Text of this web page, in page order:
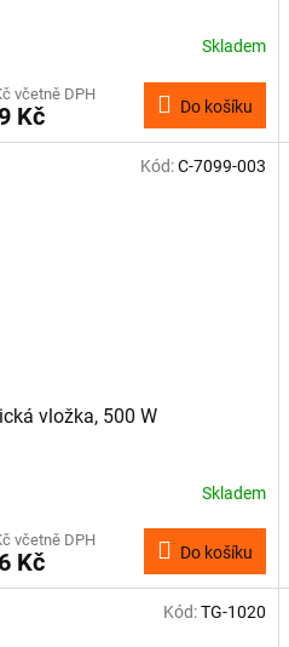
Skladem
včetně DPH
Kč Do košíku
vložka, 500 W
Skladem
včetně DPH
Kč Do košíku
Kód:C-7099-003
Kód:TG-1020